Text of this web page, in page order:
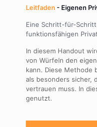
Leitfaden- Eigenen
Eine Schritt-für-
funktionsfähigen
In diesem Handout
von Würfeln den
kann. Diese Methode
als besonders sicher,
vertrauen muss. In
genutzt.